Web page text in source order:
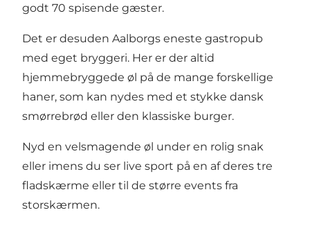
godt 70 spisende gæster.
Det er desuden Aalborgs eneste gastropub
med eget bryggeri. Her er der altid
hjemmebryggede øl på de mange forskellige
haner, som kan nydes med et stykke dansk
smørrebrød eller den klassiske burger.
Nyd en velsmagende øl under en rolig snak
eller imens du ser live sport på en af deres tre
fladskærme eller til de større events fra
storskærmen.